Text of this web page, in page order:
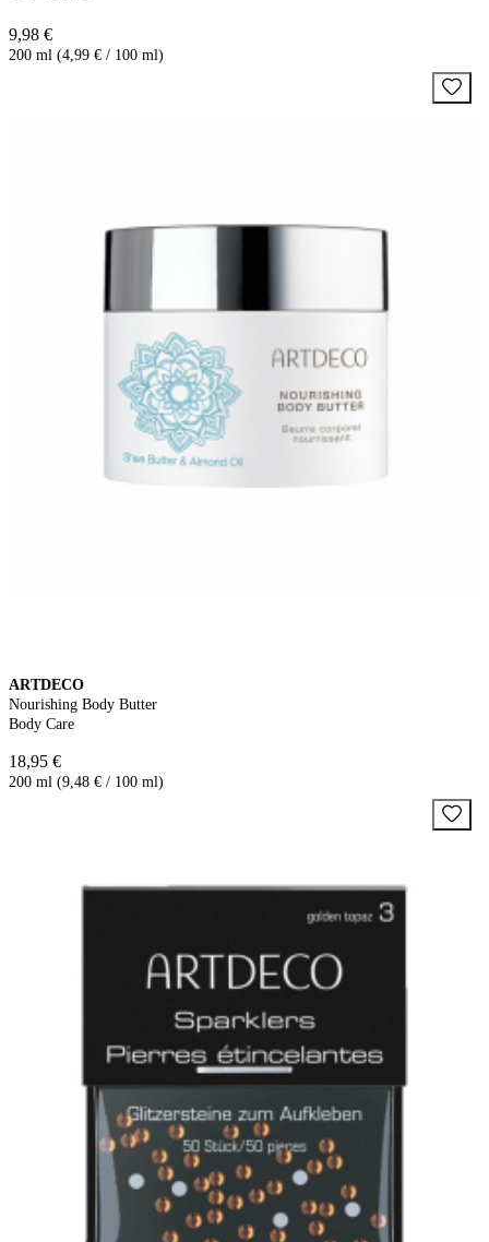
9,98 €
200 ml (4,99 € / 100 ml)
ARTDECO
Nourishing Body Butter
Body Care
18,95 €
200 ml (9,48 € / 100 ml)